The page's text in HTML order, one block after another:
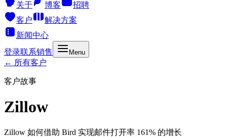
关于
博客
招聘
客户
解决方案
新闻中心
登录联系销售 Menu
← 所有客户
客户故事
Zillow
Zillow 如何借助 Bird 实现邮件打开率 161% 的增长